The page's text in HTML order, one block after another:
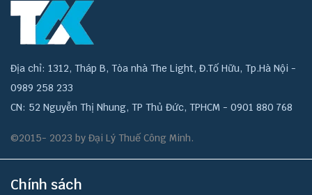
Địa chỉ: 1312, Tháp B, Tòa nhà The Light, Đ.Tố Hữu, Tp.Hà Nội -
0989 258 233
CN: 52 Nguyễn Thị Nhung, TP Thủ Đức, TPHCM - 0901 880 768
©2015- 2023 by Đại Lý Thuế Công Minh.
Chính sách